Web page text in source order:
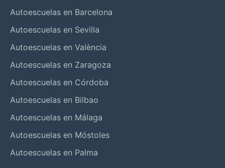
Autoescuelas en Barcelona
Autoescuelas en Sevilla
Autoescuelas en València
Autoescuelas en Zaragoza
Autoescuelas en Córdoba
Autoescuelas en Bilbao
Autoescuelas en Málaga
Autoescuelas en Móstoles
Autoescuelas en Palma